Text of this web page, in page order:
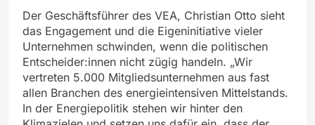
Der Geschäftsführer des VEA, Christian Otto sieht
das Engagement und die Eigeninitiative vieler
Unternehmen schwinden, wenn die politischen
Entscheider:innen nicht zügig handeln. „Wir
vertreten 5.000 Mitgliedsunternehmen aus fast
allen Branchen des energieintensiven Mittelstands.
In der Energiepolitik stehen wir hinter den